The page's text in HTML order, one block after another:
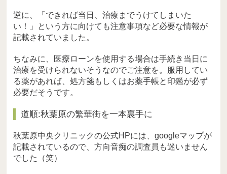
逆に、「できれば当日、治療までうけてしまいた
い！」という方に向けても注意事項など必要な情報が
記載されていました。
ちなみに、医療ローンを使用する場合は手続き当日に
治療を受けられないそうなのでご注意を。服用してい
る薬があれば、処方箋もしくはお薬手帳と印鑑が必ず
必要だそうです。
道順:秋葉原の繁華街を一本裏手に
秋葉原中央クリニックの公式HPには、googleマップが
記載されているので、方向音痴の調査員も迷いません
でした（笑）